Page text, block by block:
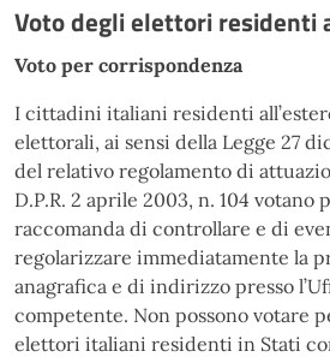
Voto degli elettori residenti
Voto per corrispondenza
I cittadini italiani residenti
elettorali, ai sensi della Legge 27
del relativo regolamento di
D.P.R. 2 aprile 2003, n. 104 votano
raccomanda di controllare e di
regolarizzare immediatamente la
anagrafica e di indirizzo presso
competente. Non possono votare
elettori italiani residenti in Stati